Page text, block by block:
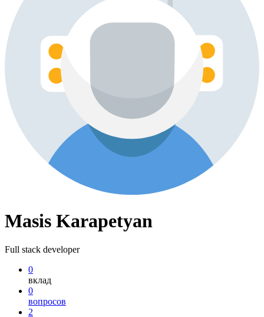
Masis Karapetyan
Full stack developer
0
вклад
0
вопросов
2